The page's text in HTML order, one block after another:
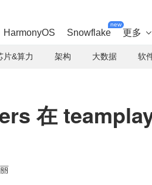
HarmonyOS Snowflake
new
更多 
片&算力 架构 大数据 软
在